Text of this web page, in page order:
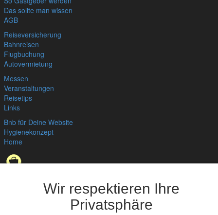
Wir respektieren Ihre
Privatsphäre
Das sollte man wissen
AGB
Reiseversicherung
Bahnreisen
Flugbuchung
Autovermietung
Messen
Veranstaltungen
Reisetips
Links
Bnb für Deine Website
Hygienekonzept
Home